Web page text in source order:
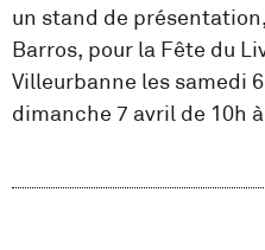
un stand de
Barros, pour la Fête du
Villeurbanne les samedi
dimanche 7 avril de 10h